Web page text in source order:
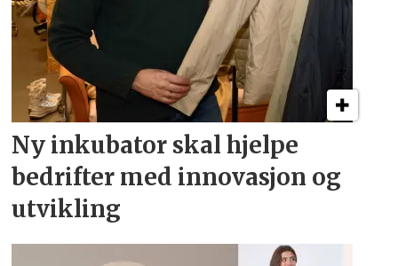
Ny inkubator skal hjelpe
bedrifter med innovasjon og
utvikling